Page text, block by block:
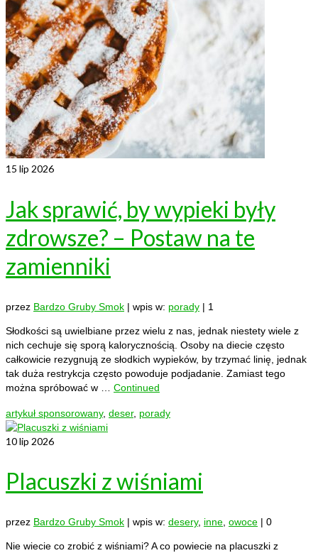
15 lip 2026
Jak sprawić, by wypieki były
zdrowsze? – Postaw na te
zamienniki
przez Bardzo Gruby Smok | wpis w: porady | 1
Słodkości są uwielbiane przez wielu z nas, jednak niestety wiele z
nich cechuje się sporą kalorycznością. Osoby na diecie często
całkowicie rezygnują ze słodkich wypieków, by trzymać linię, jednak
tak duża restrykcja często powoduje podjadanie. Zamiast tego
można spróbować w … Continued
artykuł sponsorowany, deser, porady
10lip 2026
Placuszki z wiśniami
przez Bardzo Gruby Smok | wpis w: desery, inne owoce | 0
Nie wiecie co zrobić z wiśniami? A co powiecie na placuszki z